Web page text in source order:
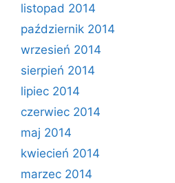
listopad 2014
październik 2014
wrzesień 2014
sierpień 2014
lipiec 2014
czerwiec 2014
maj 2014
kwiecień 2014
marzec 2014